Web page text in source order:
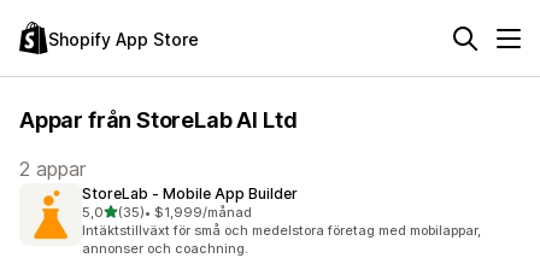
Shopify App Store
Appar från StoreLab AI Ltd
2 appar
StoreLab ‑ Mobile App Builder
5,0av 5 stjärnor
(35)
35 recensioner totalt
• $1,999/månad
Intäktstillväxt för små och medelstora företag med mobilappar,
annonser och coachning.